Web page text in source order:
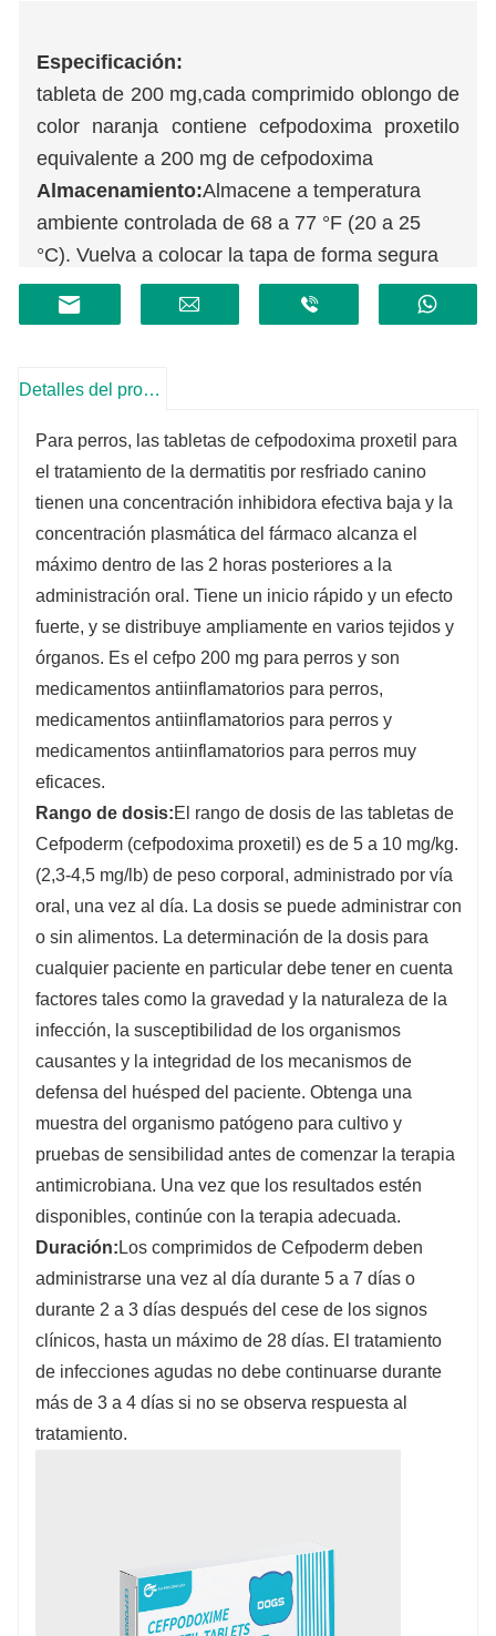
Especificación:
tableta de 200 mg,cada comprimido oblongo de
color naranja contiene cefpodoxima proxetilo
equivalente a 200 mg de cefpodoxima
Almacenamiento:Almacene a temperatura
ambiente controlada de 68 a 77 °F (20 a 25
°C). Vuelva a colocar la tapa de forma segura
después de cada apertura.
Duración:
2 años
Detalles del producto
Para perros, las tabletas de cefpodoxima proxetil para
el tratamiento de la dermatitis por resfriado canino
tienen una concentración inhibidora efectiva baja y la
concentración plasmática del fármaco alcanza el
máximo dentro de las 2 horas posteriores a la
administración oral. Tiene un inicio rápido y un efecto
fuerte, y se distribuye ampliamente en varios tejidos y
órganos. Es el cefpo 200 mg para perros y son
medicamentos antiinflamatorios para perros,
medicamentos antiinflamatorios para perros y
medicamentos antiinflamatorios para perros muy
eficaces.
Rango de dosis:El rango de dosis de las tabletas de
Cefpoderm (cefpodoxima proxetil) es de 5 a 10 mg/kg.
(2,3-4,5 mg/lb) de peso corporal, administrado por vía
oral, una vez al día. La dosis se puede administrar con
o sin alimentos. La determinación de la dosis para
cualquier paciente en particular debe tener en cuenta
factores tales como la gravedad y la naturaleza de la
infección, la susceptibilidad de los organismos
causantes y la integridad de los mecanismos de
defensa del huésped del paciente. Obtenga una
muestra del organismo patógeno para cultivo y
pruebas de sensibilidad antes de comenzar la terapia
antimicrobiana. Una vez que los resultados estén
disponibles, continúe con la terapia adecuada.
Duración: Los comprimidos de Cefpoderm deben
administrarse una vez al día durante 5 a 7 días o
durante 2 a 3 días después del cese de los signos
clínicos, hasta un máximo de 28 días. El tratamiento
de infecciones agudas no debe continuarse durante
más de 3 a 4 días si no se observa respuesta al
tratamiento.